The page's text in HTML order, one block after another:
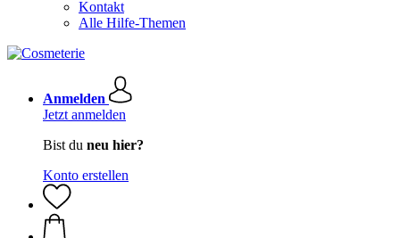
Kontakt
Alle Hilfe-Themen
Anmelden
Jetzt anmelden
Bist du neu hier?
Konto erstellen